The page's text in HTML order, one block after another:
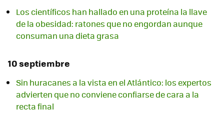
Los científicos han hallado en una proteína la llave
de la obesidad: ratones que no engordan aunque
consuman una dieta grasa
10 septiembre
Sin huracanes a la vista en el Atlántico: los expertos
advierten que no conviene confiarse de cara a la
recta final